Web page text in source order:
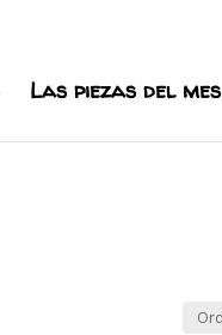
Las piezas del mes